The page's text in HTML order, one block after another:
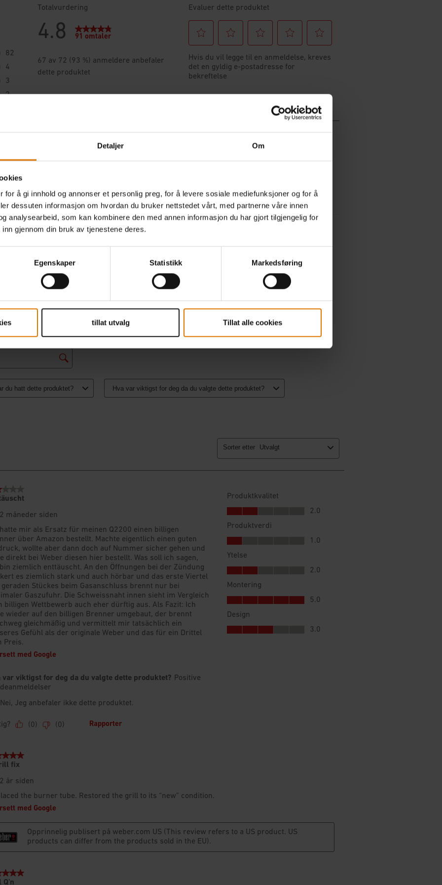
Detaljer Om
for å gi innhold og annonser et personlig preg, for å levere sosiale mediefunksjoner og for å
dessuten informasjon om hvordan du bruker nettstedet vårt, med partnerne våre innen
analysearbeid, som kan kombinere den med annen informasjon du har gjort tilgjengelig for
gjennom din bruk av tjenestene deres.
Egenskaper Statistikk Markedsføring
tillat utvalg Tillat alle cookies